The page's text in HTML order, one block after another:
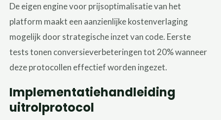
De eigen engine voor prijsoptimalisatie van het
platform maakt een aanzienlijke kostenverlaging
mogelijk door strategische inzet van code. Eerste
tests tonen conversieverbeteringen tot 20% wanneer
deze protocollen effectief worden ingezet.
Implementatiehandleiding
uitrolprotocol